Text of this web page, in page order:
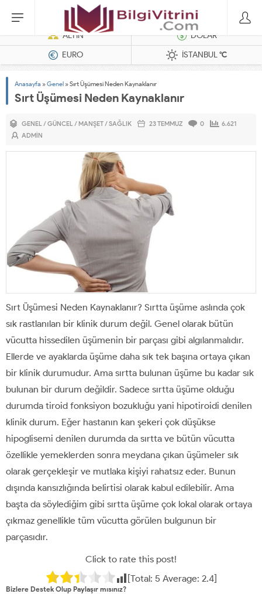
Dizel Jeneratörler
ALTIN
DOLAR
EURO
İSTANBUL°C
Anasayfa »Genel »Sırt Üşümesi Neden Kaynaklanır
Sırt Üşümesi Neden Kaynaklanır
GENEL/GÜNCEL/ MANŞET/SAĞLIK 23 TEMMUZ 0
6.621
ADMIN
Sırt Üşümesi Neden Kaynaklanır? Sırtta üşüme aslında çok
sık rastlanılan bir klinik durum değil. Genel olarak bütün
vücutta hissedilen üşümenin bir parçası gibi algılanmalıdır.
Ellerde ve ayaklarda üşüme daha sık tek başına ortaya çıkan
bir klinik durumudur. Ama sırtta bulunan üşüme bu kadar sık
bulunan bir durum değildir. Sadece sırtta üşüme olduğu
durumda tiroid fonksiyon bozukluğu yani hipotiroidi denilen
klinik durum. Eğer hastanın kan şekeri çok düşükse
hipoglisemi denilen durumda da sırtta ve bütün vücutta
özellikle yemeklerden sonra meydana çıkan üşümeler sık
olarak gerçekleşir ve mutlaka kişiyi rahatsız eder. Bunun
dışında kansızlığında belirtisi olarak kabul edilebilir. Ama
başta da söylediğim gibi sırtta üşüme çok lokal olarak ortaya
çıkmaz genellikle tüm vücutta görülen bulgunun bir
parçasıdır.
Click to rate this post!
[Total: 5 Average: 2.4]
Bizlere Destek Olup Paylaşır mısınız?